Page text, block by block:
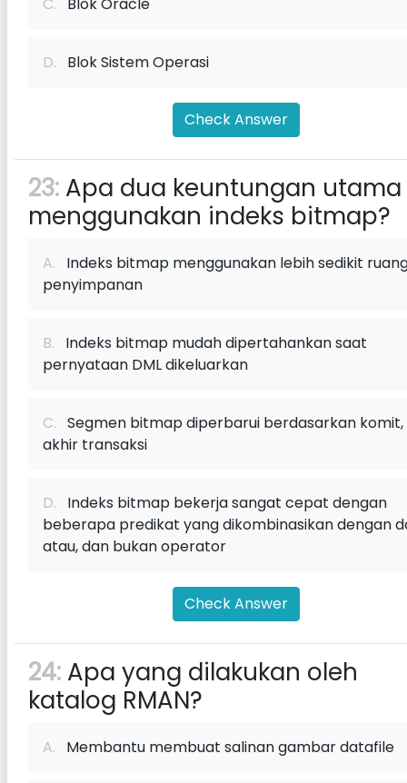
D. Blok Sistem Operasi
Check Answer
23: Apa dua keuntungan utama
menggunakan indeks bitmap?
A. Indeks bitmap menggunakan lebih sedikit
penyimpanan
B. Indeks bitmap mudah dipertahankan saat
pernyataan DML dikeluarkan
C. Segmen bitmap diperbarui berdasarkan komit,
akhir transaksi
D. Indeks bitmap bekerja sangat cepat dengan
beberapa predikat yang dikombinasikan dengan
atau, dan bukan operator
Check Answer
24: Apa yang dilakukan oleh
katalog RMAN?
A. Membantu membuat salinan gambar datafile